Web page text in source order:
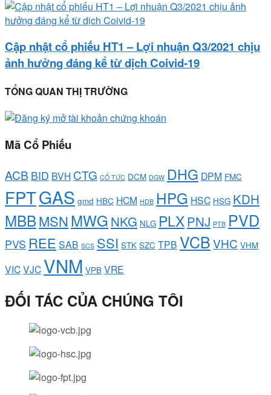
Cập nhật cổ phiếu HT1 – Lợi nhuận Q3/2021 chịu
ảnh hưởng đáng kể từ dịch Coivid-19
TỔNG QUAN THỊ TRƯỜNG
Mã Cổ Phiếu
ACB BID BVH CTG CỔ TỨC DCM DGW DHG DPM FMC
FPTGAS gmd HBC HCM HDB HPG HSC HSG KDH
MBBMSNMWG NKG NLG PLXPNJ PTB PVD
PVS REE SAB SCS SSI STK SZC TPB VCBVHC VHM
VICVJC VNM VPB VRE
ĐỐI TÁC CỦA CHÚNG TÔI